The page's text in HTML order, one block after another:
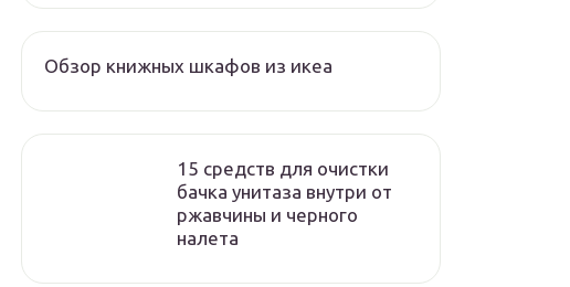
Обзор книжных шкафов из икеа
15 средств для очистки
бачка унитаза внутри от
ржавчины и черного
налета